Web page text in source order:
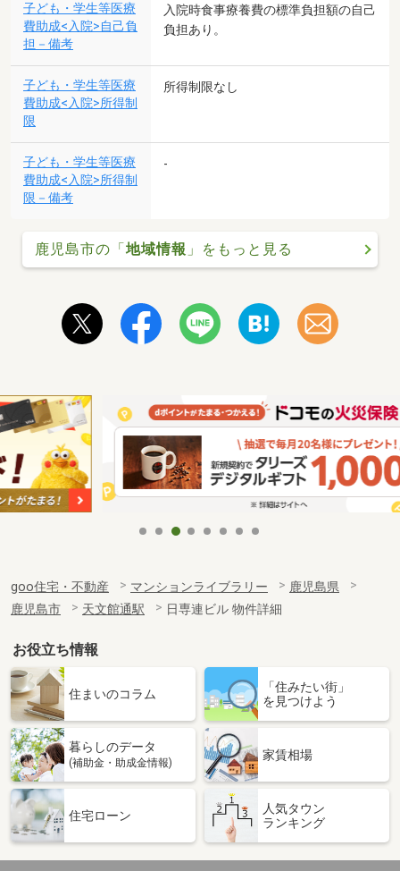
子ども・学生等医療
費助成<入院>自己負
担－備考
入院時食事療養費の標準負担額の自己
負担あり。
子ども・学生等医療
費助成<入院>所得制
限
所得制限なし
子ども・学生等医療
費助成<入院>所得制
限－備考
-
鹿児島市の「地域情報 」をもっと見る
goo住宅・不動産 マンションライブラリー
鹿児島県
鹿児島市
天文館通駅 日専連ビル 物件詳細
お役立ち情報
住まいのコラム
「住みたい街」
を見つけよう
暮らしのデータ
(補助金・助成金情報)
家賃相場
住宅ローン
人気タウン
ランキング